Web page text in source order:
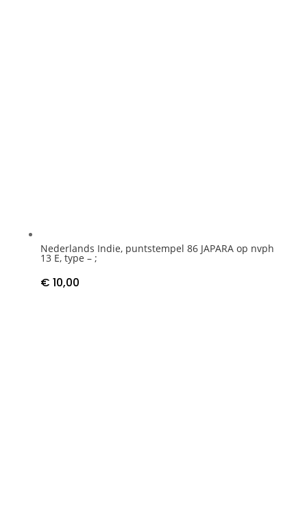
Nederlands Indie, puntstempel 86 JAPARA op nvph
13 E, type – ;
€ 10,00